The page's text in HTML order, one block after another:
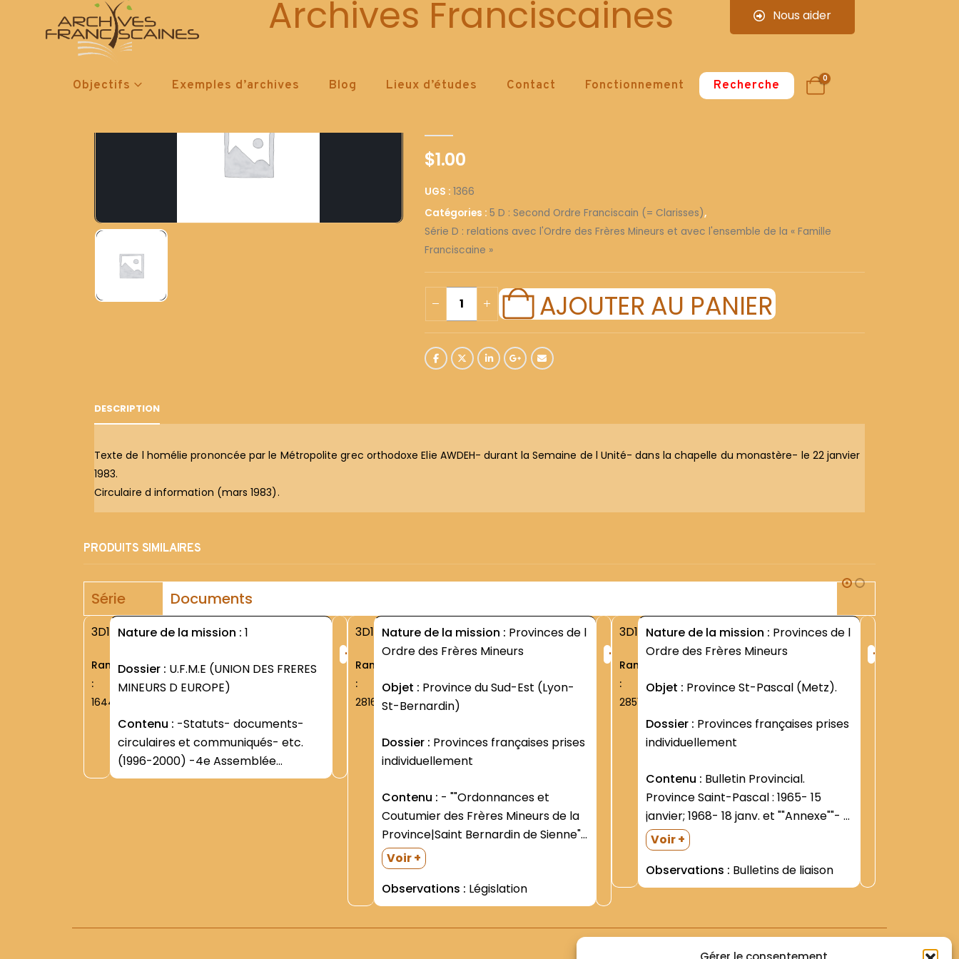
Archives Franciscaines Nous aider
Objectifs Exemples d’archives Blog Lieux d’études Contact Fonctionnement Recherche 0
1366
$1.00
UGS : 1366
Catégories : 5 D : Second Ordre Franciscain (= Clarisses),
Série D : relations avec l'Ordre des Frères Mineurs et avec l'ensemble de la « Famille
Franciscaine »
AJOUTER AU PANIER
DESCRIPTION
Texte de l homélie prononcée par le Métropolite grec orthodoxe Elie AWDEH- durant la Semaine de l Unité- dans la chapelle du monastère- le 22 janvier
1983.
Circulaire d information (mars 1983).
PRODUITS SIMILAIRES
Série Documents
3D1
Rang
:
1644
Nature de la mission : 1
Dossier : U.F.M.E (UNION DES FRERES
MINEURS D EUROPE)
Contenu :
circulaires et communiqués- etc.
(1996-2000) -4e Assemblée
générale- Varsovie- 12-18 octobre
+
3D1
Rang
:
2816
Nature de la mission : Provinces de l
Ordre des Frères Mineurs
Objet : Province du Sud-Est (Lyon-
St-Bernardin)
Dossier : Provinces françaises prises
individuellement
Contenu :
Coutumier des Frères Mineurs de la
Province|Saint Bernardin de Sienne""
(s.d.; approuvés par la Curie
Gén.|O.F.M. le 17 janvier 1948).|-
""Statuts de la Province lyonnaise de
Saint Bernardin et des Custodies St
François de Corse et des...
Voir +
Observations : Législation
+
3D1
Rang
:
2851
Nature de la mission : Provinces de l
Ordre des Frères Mineurs
Objet : Province St-Pascal (Metz).
Dossier : Provinces françaises prises
individuellement
Contenu :
Province Saint-Pascal : 1965- 15
janvier; 1968- 18 janv. et ""Annexe""- 4
avril- 13 mai- 25 juillet- 15 oct.- 15
nov.; 1971- 15 janv.- 15 mars- 15 avril-
15 juin. Dans une grande enveloppe.|
La vie des Frères...
Voir +
Observations : Bulletins de liaison
+